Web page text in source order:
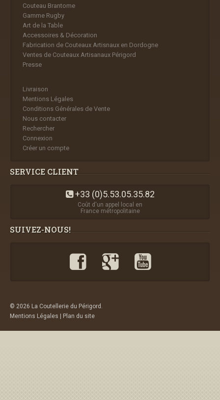
Couteau Brantome
Gamme Rugby
Art de la Table
Accessoires & Décoration
Fabrication de Couteaux Artisnaux en Dordogne
Ventes de Couteaux Artisanaux Périgord
Presse
Livraison
Mentions Légales
Conditions Générales de Vente
Nous contacter
Rechercher
Connexion
Créer un compte
SERVICE CLIENT
+33 (0)5.53.05.35.82
Coût d'un appel local en
France métropolitaine
SUIVEZ-NOUS!
© 2026 La Coutellerie du Périgord.
Mentions Légales
Plan du site